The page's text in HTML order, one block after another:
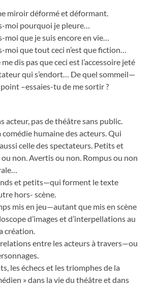
miroir déformé et déformant.
moi pourquoi je pleure…
que je suis encore en vie…
que tout ceci n’est que fiction…
dis pas que ceci est l’accessoire jeté
qui s’endort… De quel sommeil—
–essaies-tu de me sortir ?
acteur, pas de théâtre sans public.
humaine des acteurs. Qui
celle des spectateurs. Petits et
non. Avertis ou non. Rompus ou non
et petits—qui forment le texte
hors- scène.
mis en jeu—autant que mis en scène
d’images et d’interpellations au
création.
entre les acteurs à travers—ou
les échecs et les triomphes de la
» dans la vie du théâtre et dans